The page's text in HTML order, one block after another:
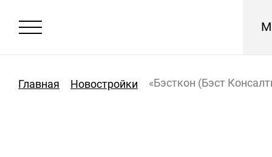
Главная Новостройки «Бэсткон (Бэст